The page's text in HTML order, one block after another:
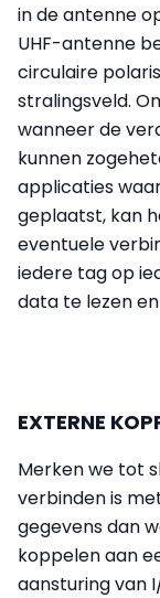
in de antenne
UHF-antenne
circulaire
stralingsveld.
wanneer de
kunnen
applicaties
geplaatst, kan
eventuele
iedere tag op
data te lezen
EXTERNE
Merken we tot
verbinden is
gegevens dan
koppelen aan
aansturing van